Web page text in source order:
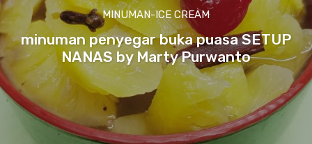
MINUMAN-ICE CREAM
minuman penyegar buka puasa SETUP
NANAS by Marty Purwanto